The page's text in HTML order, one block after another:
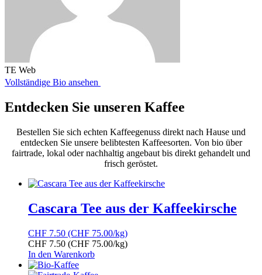
TE Web
Vollständige Bio ansehen
Entdecken Sie unseren Kaffee
Bestellen Sie sich echten Kaffeegenuss direkt nach Hause und
entdecken Sie unsere belibtesten Kaffeesorten. Von bio über
fairtrade, lokal oder nachhaltig angebaut bis direkt gehandelt und
frisch geröstet.
Cascara Tee aus der Kaffeekirsche
CHF 7.50 (CHF 75.00/kg)
CHF 7.50 (CHF 75.00/kg)
In den Warenkorb